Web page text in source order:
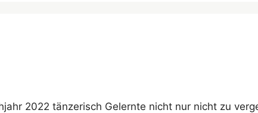
2022 tänzerisch Gelernte nicht nur nicht zu